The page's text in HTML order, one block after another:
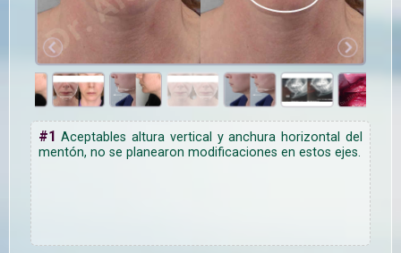
#1 Aceptables altura vertical y anchura horizontal del
mentón, no se planearon modificaciones en estos ejes.